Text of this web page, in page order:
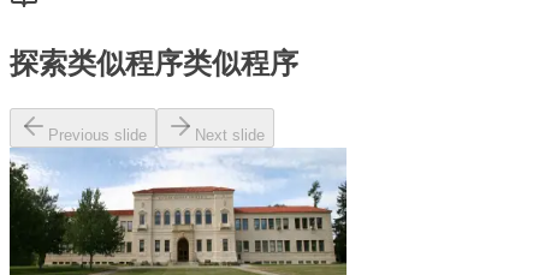
探索类似程序类似程序
Previous slide Next slide